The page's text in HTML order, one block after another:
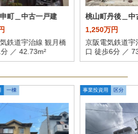
町＿中古一戸建
鉄道宇治線 観月橋
／ 42.73m²
桃山町丹後＿中
1,250万円
京阪電気鉄道宇
口 徒歩6分 ／
一棟 事業投資用 区分